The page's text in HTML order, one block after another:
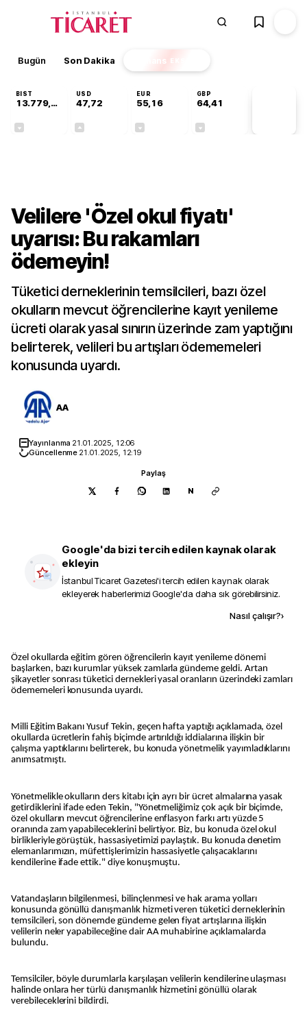
Bugün Son Dakika Finans EKSTRA
BIST
13.779,39
USD
47,72
EUR
55,16
GBP
64,41
Velilere 'Özel okul fiyatı'
uyarısı: Bu rakamları
ödemeyin!
Tüketici derneklerinin temsilcileri, bazı özel
okulların mevcut öğrencilerine kayıt yenileme
ücreti olarak yasal sınırın üzerinde zam yaptığını
belirterek, velileri bu artışları ödememeleri
konusunda uyardı.
AA
Yayınlanma 21.01.2025, 12:06
Güncellenme 21.01.2025, 12:19
Paylaş
N
Google'da bizi tercih edilen kaynak olarak
ekleyin
İstanbul Ticaret Gazetesi'i tercih edilen kaynak olarak
ekleyerek haberlerimizi Google'da daha sık görebilirsiniz.
Nasıl çalışır?›
Özel okullarda eğitim gören öğrencilerin kayıt yenileme dönemi
başlarken, bazı kurumlar yüksek zamlarla gündeme geldi. Artan
şikayetler sonrası tüketici dernekleri yasal oranların üzerindeki zamları
ödememeleri konusunda uyardı.
Milli Eğitim Bakanı Yusuf Tekin, geçen hafta yaptığı açıklamada, özel
okullarda ücretlerin fahiş biçimde artırıldığı iddialarına ilişkin bir
çalışma yaptıklarını belirterek, bu konuda yönetmelik yayımladıklarını
anımsatmıştı.
Yönetmelikle okulların ders kitabı için ayrı bir ücret almalarına yasak
getirdiklerini ifade eden Tekin, "Yönetmeliğimiz çok açık bir biçimde,
özel okulların mevcut öğrencilerine enflasyon farkı artı yüzde 5
oranında zam yapabileceklerini belirtiyor. Biz, bu konuda özel okul
birlikleriyle görüştük, hassasiyetimizi paylaştık. Bu konuda denetim
elemanlarımızın, müfettişlerimizin hassasiyetle çalışacaklarını
kendilerine ifade ettik." diye konuşmuştu.
Vatandaşların bilgilenmesi, bilinçlenmesi ve hak arama yolları
konusunda gönüllü danışmanlık hizmeti veren tüketici derneklerinin
temsilcileri, son dönemde gündeme gelen fiyat artışlarına ilişkin
velilerin neler yapabileceğine dair AA muhabirine açıklamalarda
bulundu.
Temsilciler, böyle durumlarla karşılaşan velilerin kendilerine ulaşması
halinde onlara her türlü danışmanlık hizmetini gönüllü olarak
verebileceklerini bildirdi.